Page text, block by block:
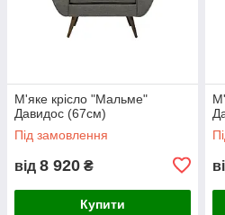
М'яке крісло "Мальме"
Давидос (67см)
Під замовлення
від 8 920 ₴
Купити